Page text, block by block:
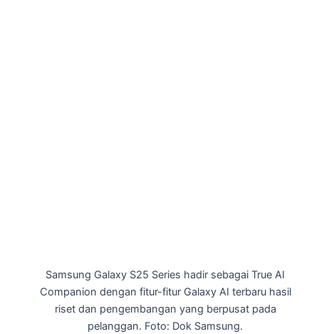
Samsung Galaxy S25 Series hadir sebagai True AI
Companion dengan fitur-fitur Galaxy AI terbaru hasil
riset dan pengembangan yang berpusat pada
pelanggan. Foto: Dok Samsung.